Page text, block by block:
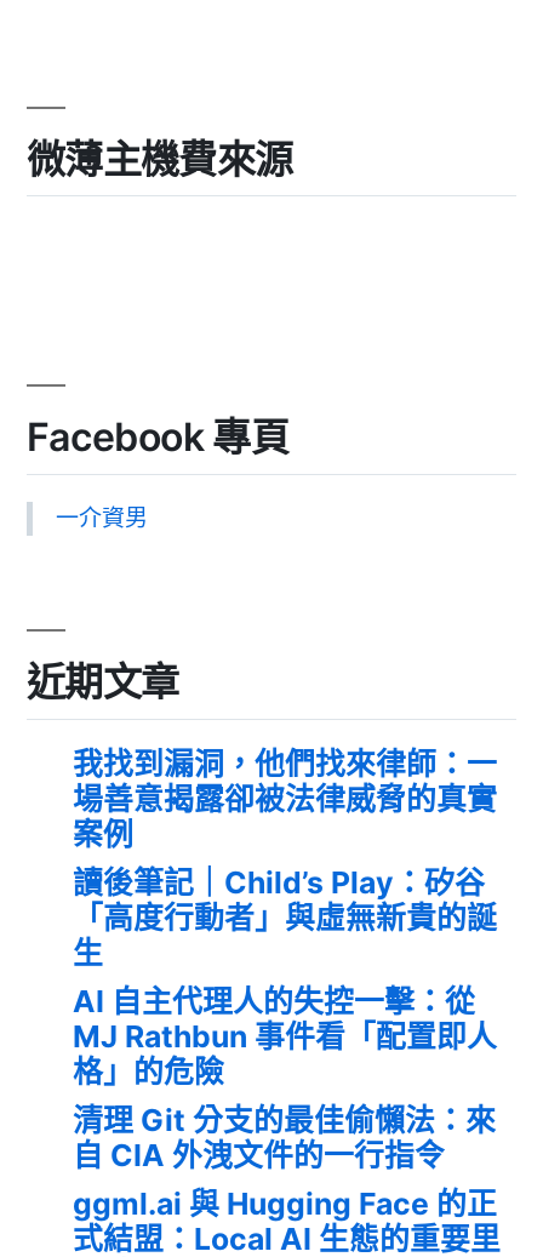
微薄主機費來源
Facebook 專頁
一介資男
近期文章
我找到漏洞，他們找來律師：一
場善意揭露卻被法律威脅的真實
案例
讀後筆記｜Child’s Play：矽谷
「高度行動者」與虛無新貴的誕
生
AI 自主代理人的失控一擊：從
MJ Rathbun 事件看「配置即人
格」的危險
清理 Git 分支的最佳偷懶法：來
自 CIA 外洩文件的一行指令
ggml.ai 與 Hugging Face 的正
式結盟：Local AI 生態的重要里